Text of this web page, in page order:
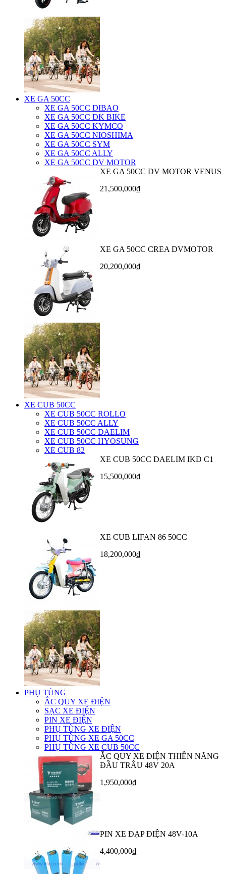
XE GA 50CC
XE GA 50CC DIBAO
XE GA 50CC DK BIKE
XE GA 50CC KYMCO
XE GA 50CC NIOSHIMA
XE GA 50CC SYM
XE GA 50CC ALLY
XE GA 50CC DV MOTOR
XE GA 50CC DV MOTOR VENUS
21,500,000₫
XE GA 50CC CREA DVMOTOR
20,200,000₫
XE CUB 50CC
XE CUB 50CC ROLLO
XE CUB 50CC ALLY
XE CUB 50CC DAELIM
XE CUB 50CC HYOSUNG
XE CUB 82
XE CUB 50CC DAELIM IKD C1
15,500,000₫
XE CUB LIFAN 86 50CC
18,200,000₫
PHỤ TÙNG
ẮC QUY XE ĐIỆN
SẠC XE ĐIỆN
PIN XE ĐIỆN
PHỤ TÙNG XE ĐIỆN
PHỤ TÙNG XE GA 50CC
PHỤ TÙNG XE CUB 50CC
ẮC QUY XE ĐIỆN THIÊN NĂNG
ĐẦU TRÂU 48V 20A
1,950,000₫
PIN XE ĐẠP ĐIỆN 48V-10A
4,400,000₫